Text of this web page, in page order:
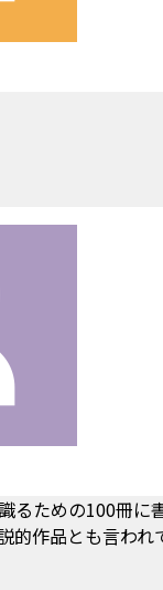
るための100冊に
的作品とも言わ